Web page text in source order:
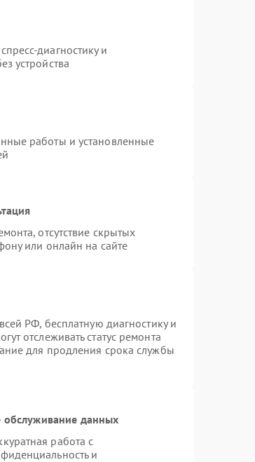
диагностику и
устройства
работы и установленные
отсутствие скрытых
или онлайн на сайте
РФ, бесплатную диагностику и
отслеживать статус ремонта
для продления срока службы
данных
работа с
и